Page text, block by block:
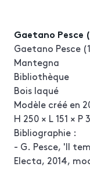
Gaetano Pesce
Gaetano Pesce
Mantegna
Bibliothèque
Bois laqué
Modèle créé en
H 250 × L 151 × P
Bibliographie :
- G. Pesce, 'Il
Electa, 2014,